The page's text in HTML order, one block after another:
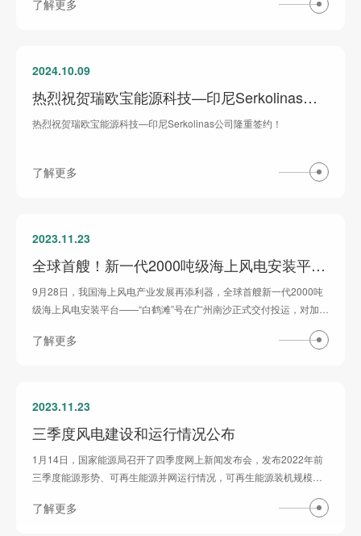
了解更多
2024.10.09
热烈祝贺瑞欧宝能源科技—印尼Serkolinas公司隆重签约！
热烈祝贺瑞欧宝能源科技—印尼Serkolinas公司隆重签约！
了解更多
2023.11.23
全球首艘！新一代2000吨级海上风电安装平台交付投运
9月28日，我国海上风电产业发展再添利器，全球首艘新一代2000吨
级海上风电安装平台——“白鹤滩”号在广州南沙正式交付投运，对加快
了解更多
2023.11.23
三季度风电建设和运行情况公布
1月14日，国家能源局召开了四季度网上新闻发布会，发布2022年前
三季度能源形势、可再生能源并网运行情况，可再生能源装机规模稳
了解更多